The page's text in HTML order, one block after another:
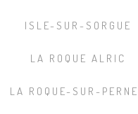
ISLE-SUR-SORGUE
LA ROQUE ALRIC
LA ROQUE-SUR-